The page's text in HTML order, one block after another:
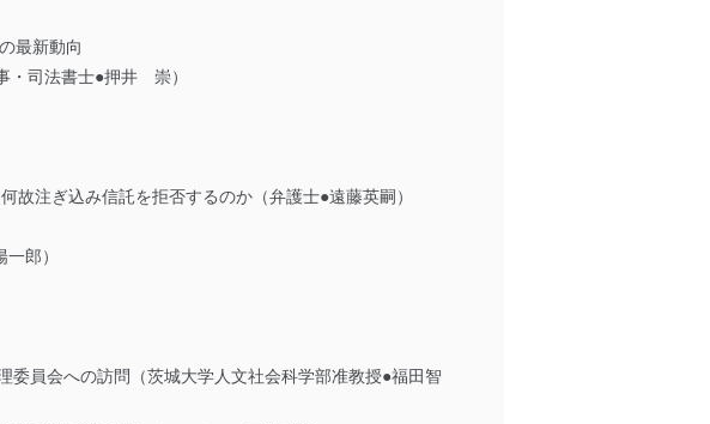
最新動向
司法書士●押井 崇）
注ぎ込み信託を拒否するのか（弁護士●遠藤英嗣）
郎）
員会への訪問（茨城大学人文社会科学部准教授●福田智